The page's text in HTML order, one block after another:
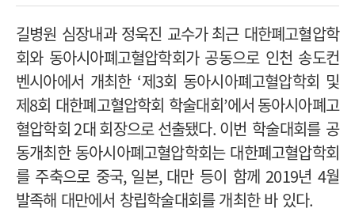
길병원 심장내과 정욱진 교수가최근대한폐고혈압학
회와 동아시아폐고혈압학회가 공동으로 인천 송도컨
벤시아에서 개최한 ‘제3회 동아시아폐고혈압학회 및
제8회 대한폐고혈압학회 학술대회’에서 동아시아폐고
혈압학회 2대 회장으로 선출됐다. 이번 학술대회를 공
동개최한 동아시아폐고혈압학회는 대한폐고혈압학회
를 주축으로 중국, 일본, 대만 등이 함께 2019년 4월
발족해 대만에서 창립학술대회를 개최한 바 있다.